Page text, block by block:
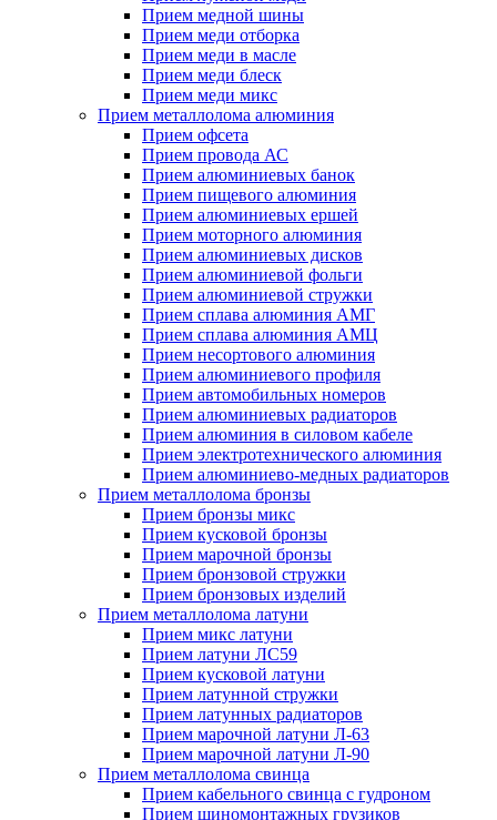
Прием медной шины
Прием меди отборка
Прием меди в масле
Прием меди блеск
Прием меди микс
Прием металлолома алюминия
Прием офсета
Прием провода АС
Прием алюминиевых банок
Прием пищевого алюминия
Прием алюминиевых ершей
Прием моторного алюминия
Прием алюминиевых дисков
Прием алюминиевой фольги
Прием алюминиевой стружки
Прием сплава алюминия АМГ
Прием сплава алюминия АМЦ
Прием несортового алюминия
Прием алюминиевого профиля
Прием автомобильных номеров
Прием алюминиевых радиаторов
Прием алюминия в силовом кабеле
Прием электротехнического алюминия
Прием алюминиево-медных радиаторов
Прием металлолома бронзы
Прием бронзы микс
Прием кусковой бронзы
Прием марочной бронзы
Прием бронзовой стружки
Прием бронзовых изделий
Прием металлолома латуни
Прием микс латуни
Прием латуни ЛС59
Прием кусковой латуни
Прием латунной стружки
Прием латунных радиаторов
Прием марочной латуни Л-63
Прием марочной латуни Л-90
Прием металлолома свинца
Прием кабельного свинца с гудроном
Прием шиномонтажных грузиков